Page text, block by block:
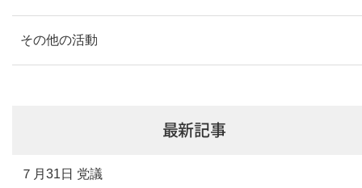
その他の活動
最新記事
７月31日 党議